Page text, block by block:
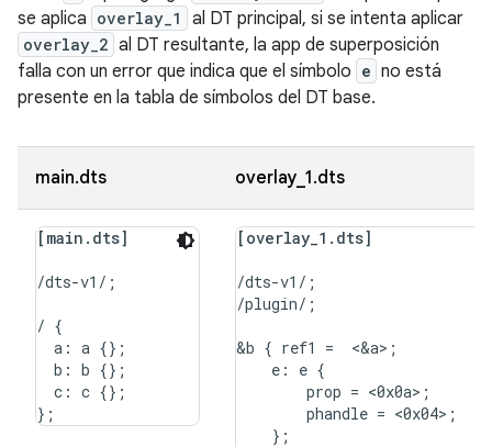
se aplica overlay_1 al DT principal, si se intenta aplicar
overlay_2 al DT resultante, la app de superposición
falla con un error que indica que el símbolo e no está
presente en la tabla de símbolos del DT base.
main.dts overlay_1.dts
[main.dts]
/dts-v1/;
/ {
  a: a {};
  b: b {};
  c: c {};
[overlay_1.dts]
/dts-v1/;
/plugin/;
&b { ref1 =  <&a>;
    e: e {
        prop = <0x0a>;
        phandle = <0x04>;
    };